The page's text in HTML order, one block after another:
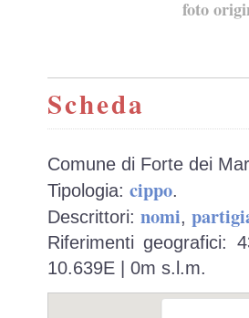
foto
Scheda
Comune di Forte dei
Tipologia: cippo.
Descrittori: nomi,
Riferimenti geografici:
10.639E | 0m s.l.m.